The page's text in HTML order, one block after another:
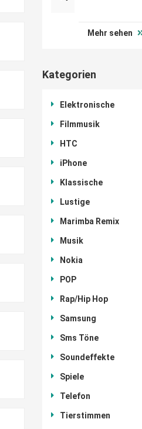
Mehr sehen
Kategorien
Elektronische
Filmmusik
HTC
iPhone
Klassische
Lustige
Marimba Remix
Musik
Nokia
POP
Rap/Hip Hop
Samsung
Sms Töne
Soundeffekte
Spiele
Telefon
Tierstimmen